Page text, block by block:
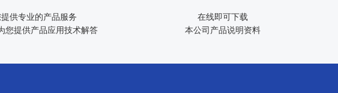
供专业的产品服务
您提供产品应用技术解答
在线即可下载
本公司产品说明资料